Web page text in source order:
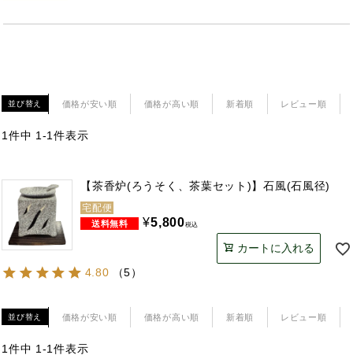
並び替え 価格が安い順 価格が高い順 新着順 レビュー順
1 件中 1 -1件表示
【茶香炉(ろうそく、茶葉セット)】石風(石風径)
宅配便
¥5,800税込
カートに入れる
4.80
（5）
並び替え 価格が安い順 価格が高い順 新着順 レビュー順
1 件中 1 -1件表示